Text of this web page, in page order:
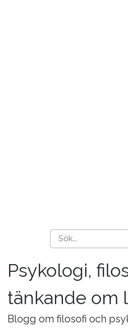
Psykologi,
tänkande om
Blogg om filosofi och